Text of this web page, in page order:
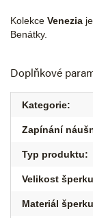
Kolekce Venezia
Benátky.
Doplňkové
Kategorie:
Zapínání
Typ produktu:
Velikost šperku
Materiál šperku